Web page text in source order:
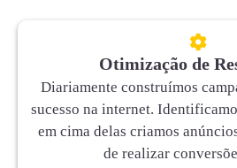
Otimização de
Diariamente construímos
sucesso na internet.
em cima delas criamos
de realizar